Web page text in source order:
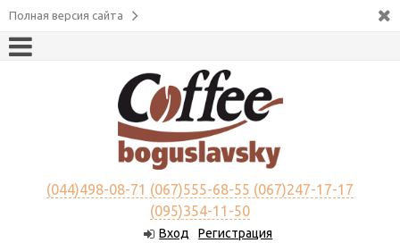
Полная версия сайта
(044)498-08-71 (067)555-68-55 (067)247-17-17
(095)354-11-50
Вход Регистрация